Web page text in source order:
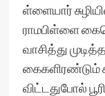
ள்ளையார்
ராமபிள்ளை
வாசித்து
விட்டதுபோல்